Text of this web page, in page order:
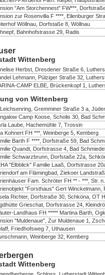
"Am Storchennest" FW***,
zur Rosenvilla F ****, Eilenburger
Wöllnau, Dorfstaße 8, Wöllnau
Bahnhofstrasse 29, Radis
Wittenberg
Herbst, Dresdener Straße 6,
Lehmann, Pülziger Straße 32,
CAMP ELBE, Brückenkopf 1,
von Wittenberg
Gremminer Straße 3 a,
Camp Koose, Scholis 30, Bad
Laube, Hachemühle 7, Trossin
Kohnert FH ***, Weinberge 5, Kemberg
Barth F ****, Dorfstraße 59, Bad
Quandt, Dorfstrasse 4, Bad
Schwarzbrunn, Dorfstaße 22a,
"Elbblick" Familie Laaß, Dorfstrasse
am Flämingbad, Ziekoer
Fam. Schröter FH ** - ***, Str.
"Forsthaus" Gert Winckelmann,
Richter, Dorfstraße 30, Schköna, OT
Grieschat, Dorfstrasse 24,
Landhaus FH ***** Martina Barth,
"Muldenaue", Zur Muldenaue 1,
Friedhofsweg 7, Uthausen
Weinberge 32, Kemberg
Wittenberg
Schloss, Lutherstadt